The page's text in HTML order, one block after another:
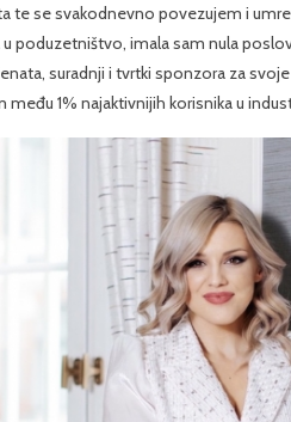
te se svakodnevno povezujem i
poduzetništvo, imala sam nula
suradnji i tvrtki sponzora za
među 1% najaktivnijih korisnika u